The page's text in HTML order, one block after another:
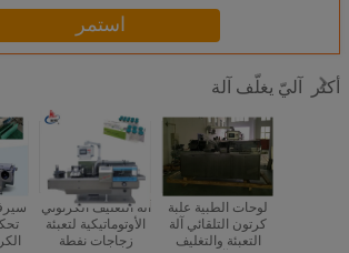
استمر
أكثر آليّ يغلّف آلة
آلة التغليف الكرتوني
الأوتوماتيكية لتعبئة
زجاجات نفطة
لوحات الطبية علبة
كرتون التلقائي آلة
التعبئة والتغليف